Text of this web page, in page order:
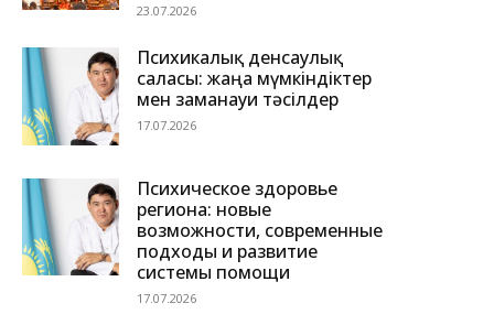
23.07.2026
Психикалық денсаулық
саласы: жаңа мүмкіндіктер
мен заманауи тәсілдер
17.07.2026
Психическое здоровье
региона: новые
возможности, современные
подходы и развитие
системы помощи
17.07.2026